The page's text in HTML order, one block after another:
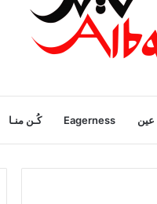
عين Eagerness كُـن منـا